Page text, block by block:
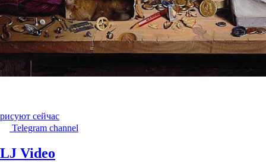
рисуют сейчас
Telegram channel
LJ Video